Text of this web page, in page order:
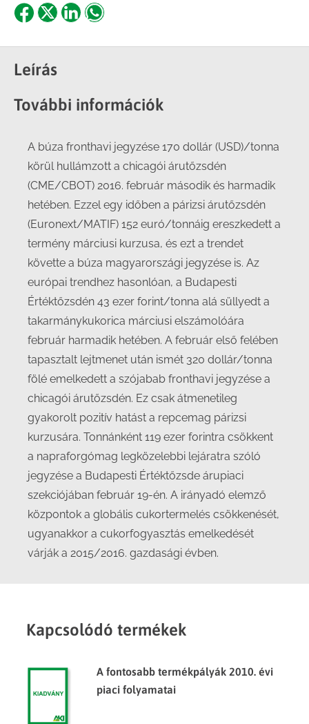
Share
Facebook
Share
X
ShareShare
Leírás
További információk
A búza fronthavi jegyzése 170 dollár (USD)/tonna
körül hullámzott a chicagói árutőzsdén
(CME/CBOT) 2016. február második és harmadik
hetében. Ezzel egy időben a párizsi árutőzsdén
(Euronext/MATIF) 152 euró/tonnáig ereszkedett a
termény márciusi kurzusa, és ezt a trendet
követte a búza magyarországi jegyzése is. Az
európai trendhez hasonlóan, a Budapesti
Értéktőzsdén 43 ezer forint/tonna alá süllyedt a
takarmánykukorica márciusi elszámolóára
február harmadik hetében. A február első felében
tapasztalt lejtmenet után ismét 320 dollár/tonna
fölé emelkedett a szójabab fronthavi jegyzése a
chicagói árutőzsdén. Ez csak átmenetileg
gyakorolt pozitív hatást a repcemag párizsi
kurzusára. Tonnánként 119 ezer forintra csökkent
a napraforgómag legközelebbi lejáratra szóló
jegyzése a Budapesti Értéktőzsde árupiaci
szekciójában február 19-én. A irányadó elemző
központok a globális cukortermelés csökkenését,
ugyanakkor a cukorfogyasztás emelkedését
várják a 2015/2016. gazdasági évben.
Kapcsolódó termékek
A fontosabb termékpályák 2010. évi
piaci folyamatai